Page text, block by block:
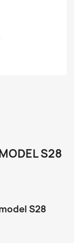
S28
S28